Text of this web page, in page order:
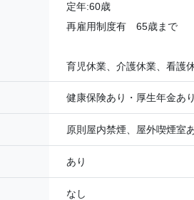
定年:60歳
再雇用制度有 65歳まで
育児休業、介護休業、看護
健康保険あり・厚生年金あ
原則屋内禁煙、屋外喫煙室
あり
なし